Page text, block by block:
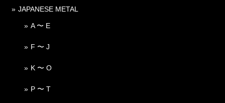
JAPANESE METAL
A 〜 E
F 〜 J
K 〜 O
P 〜 T